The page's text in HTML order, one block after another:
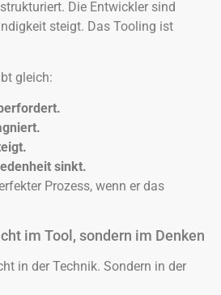
Die Entwickler sind
steigt. Das Tooling ist
gleich:
sinkt.
Prozess, wenn er das
im Tool, sondern im Denken
in der Technik. Sondern in der